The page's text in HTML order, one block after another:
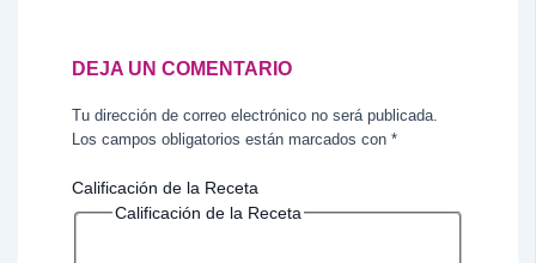
DEJA UN COMENTARIO
Tu dirección de correo electrónico no será publicada.
Los campos obligatorios están marcados con *
Calificación de la Receta
Calificación de la Receta